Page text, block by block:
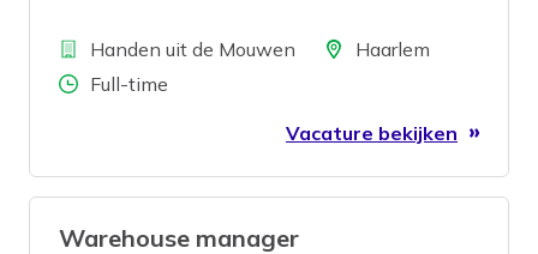
vind je het belangrijk dat alles netjes en
op tijd de deur uitgaat? Dan zoeken wij
BedrijfHanden uit de Mouwen LocatieHaarlem
Aantal uren
Full-time
Vacature bekijken
Warehouse manager